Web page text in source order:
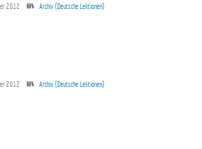
2012 Archiv (Deutsche Lektionen)
2012 Archiv (Deutsche Lektionen)